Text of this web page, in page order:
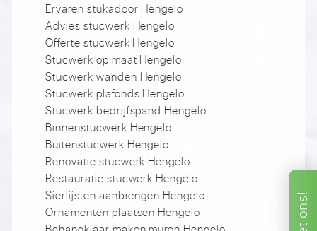
ons!
Ervaren stukadoor Hengelo
Advies stucwerk Hengelo
Offerte stucwerk Hengelo
Stucwerk op maat Hengelo
Stucwerk wanden Hengelo
Stucwerk plafonds Hengelo
Stucwerk bedrijfspand Hengelo
Binnenstucwerk Hengelo
Buitenstucwerk Hengelo
Renovatie stucwerk Hengelo
Restauratie stucwerk Hengelo
Sierlijsten aanbrengen Hengelo
Ornamenten plaatsen Hengelo